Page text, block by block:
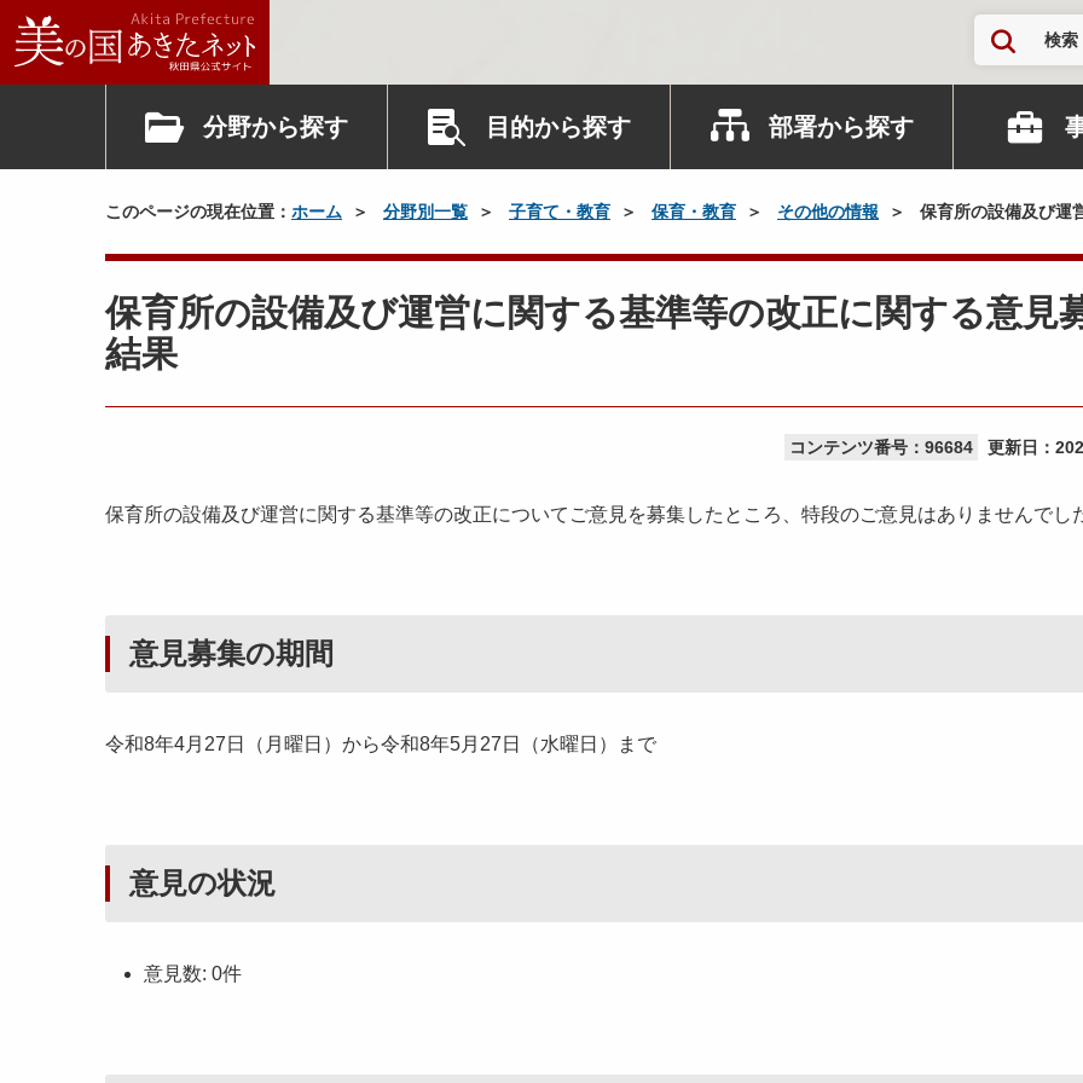
検索
分野から探す 目的から探す 部署から探す
このページの現在位置： ホーム 分野別一覧 子育て・教育 保育・教育 その他の情報 保育所の設備及び運
保育所の設備及び運営に関する基準等の改正に関する意見
結果
コンテンツ番号：96684 更新日：
保育所の設備及び運営に関する基準等の改正についてご意見を募集したところ、特段のご意見はありませんでし
意見募集の期間
令和8年4月27日（月曜日）から令和8年5月27日（水曜日）まで
意見の状況
意見数: 0件